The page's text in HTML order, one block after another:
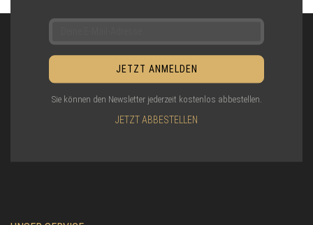
Sie können den Newsletter jederzeit kostenlos abbestellen.
JETZT ABBESTELLEN